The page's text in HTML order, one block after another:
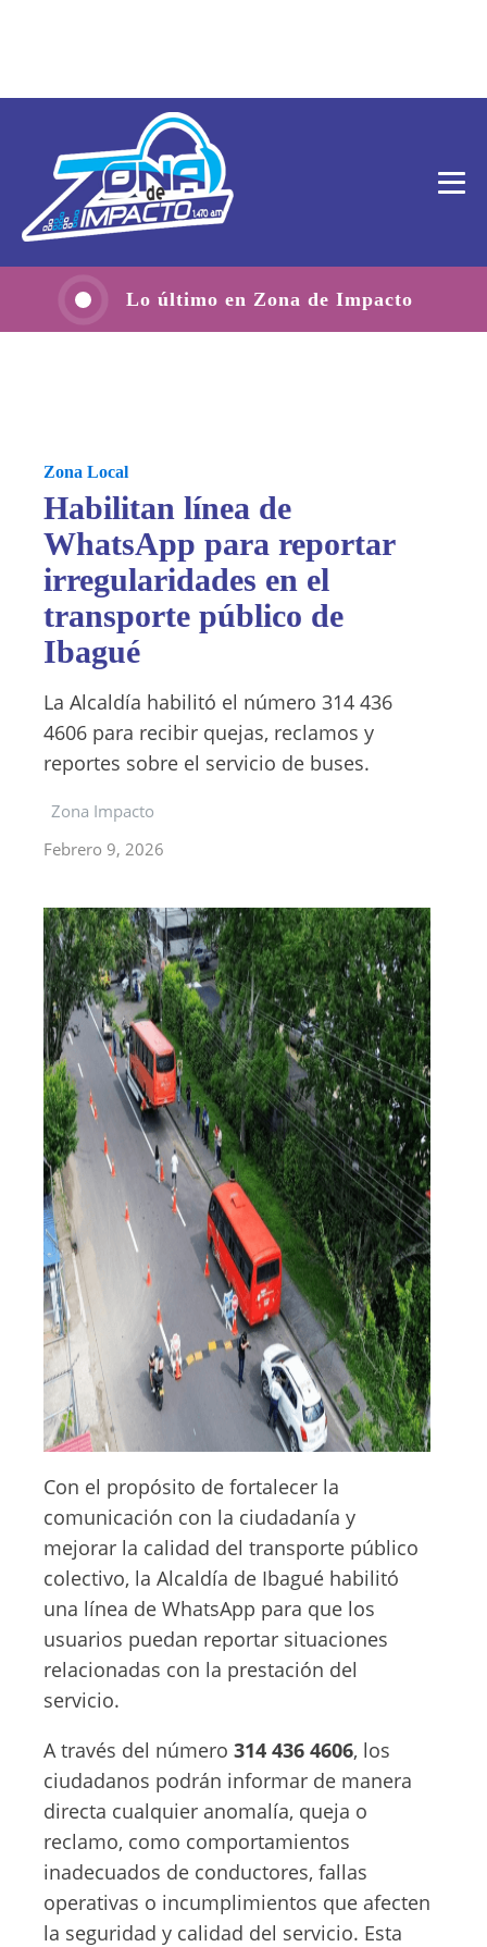
Lo último en Zona de Impacto
Zona Local
Habilitan línea de
WhatsApp para reportar
irregularidades en el
transporte público de
Ibagué
La Alcaldía habilitó el número 314 436
4606 para recibir quejas, reclamos y
reportes sobre el servicio de buses.
Zona Impacto
Febrero 9, 2026
Con el propósito de fortalecer la
comunicación con la ciudadanía y
mejorar la calidad del transporte público
colectivo, la Alcaldía de Ibagué habilitó
una línea de WhatsApp para que los
usuarios puedan reportar situaciones
relacionadas con la prestación del
servicio.
A través del número 314 436 4606, los
ciudadanos podrán informar de manera
directa cualquier anomalía, queja o
reclamo, como comportamientos
inadecuados de conductores, fallas
operativas o incumplimientos que afecten
la seguridad y calidad del servicio. Esta